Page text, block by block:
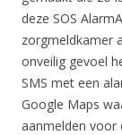
deze SOS
zorgmeldkamer
onveilig gevoel
SMS met een
Google Maps
aanmelden voor